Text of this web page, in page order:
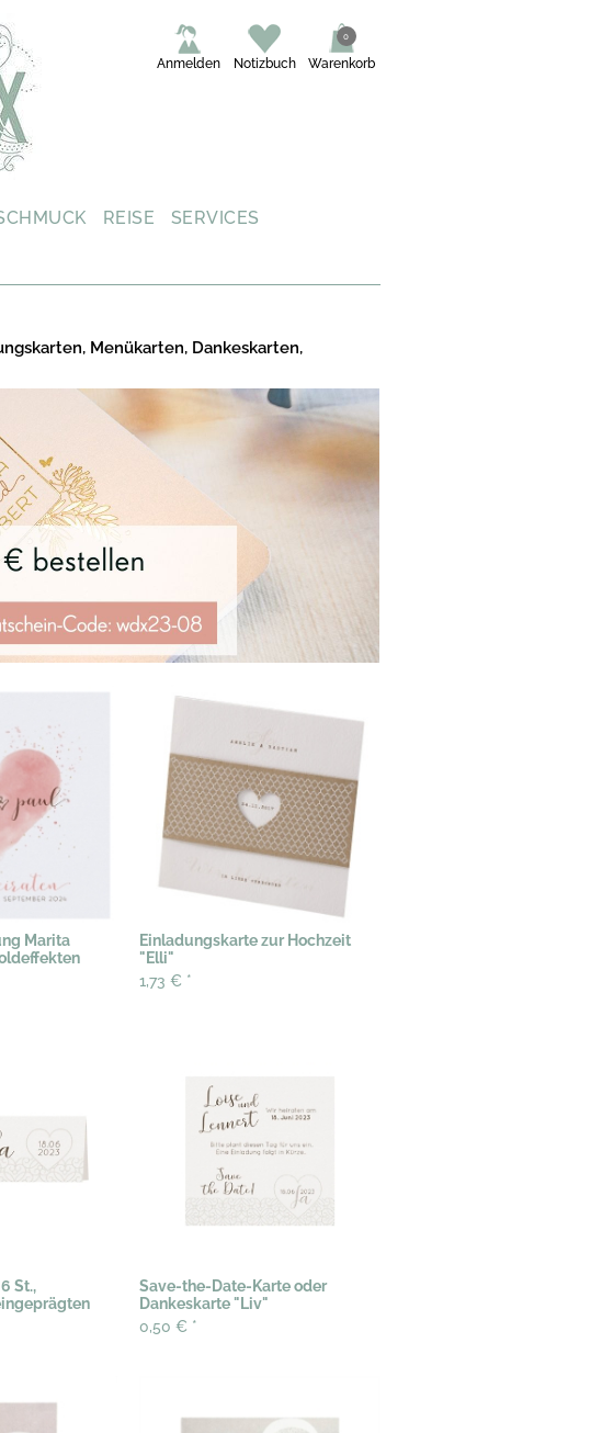
Warenkorb
0
Notizbuch
Anmelden
REISE SERVICES
Menükarten, Dankeskarten,
Marita
Einladungskarte zur Hochzeit
"Elli"
1,73 € *
St.,
Save-the-Date-Karte oder
Dankeskarte "Liv"
0,50 € *